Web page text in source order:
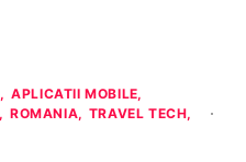
APLICATII MOBILE
ROMANIA
TRAVEL TECH